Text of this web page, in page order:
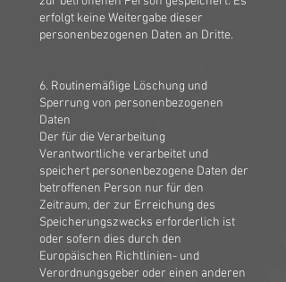
erfolgt keine Weitergabe dieser
personenbezogenen Daten an Dritte.
6. Routinemäßige Löschung und
Sperrung von personenbezogenen
Daten
Der für die Verarbeitung
Verantwortliche verarbeitet und
speichert personenbezogene Daten der
betroffenen Person nur für den
Zeitraum, der zur Erreichung des
Speicherungszwecks erforderlich ist
oder sofern dies durch den
Europäischen Richtlinien- und
Verordnungsgeber oder einen anderen